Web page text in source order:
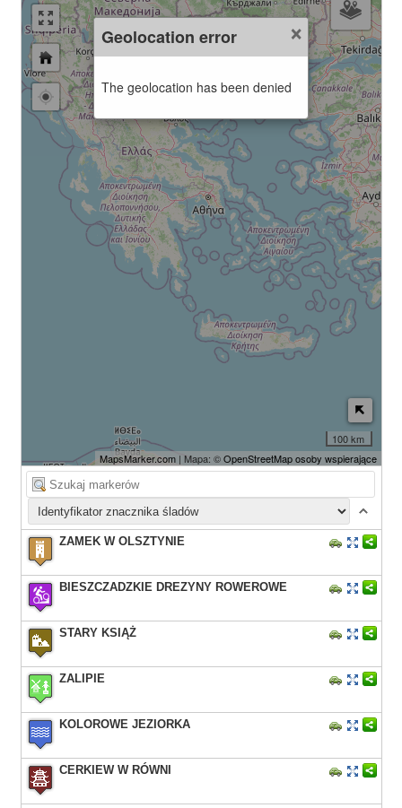
100 km
MapsMarker.com| Mapa: ©OpenStreetMap osoby wspierające
×
Geolocation error
The geolocation has been denied
ZAMEK W OLSZTYNIE
BIESZCZADZKIE DREZYNY ROWEROWE
STARY KSIĄŻ
ZALIPIE
KOLOROWE JEZIORKA
CERKIEW W RÓWNI